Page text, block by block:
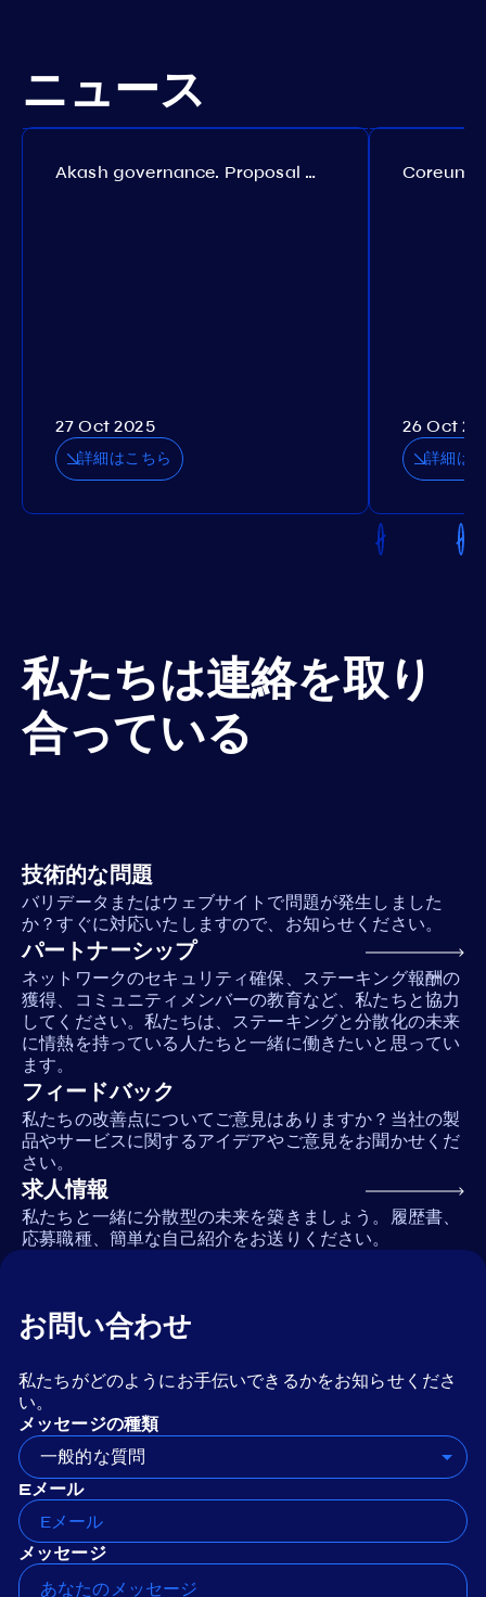
ニュース
Akash governance. Proposal №308
27 Oct 2025
詳細はこちら
26 Oct
詳細は
私たちは連絡を取り
合っている
技術的な問題
バリデータまたはウェブサイトで問題が発生しました
か？すぐに対応いたしますので、お知らせください。
パートナーシップ
ネットワークのセキュリティ確保、ステーキング報酬の
獲得、コミュニティメンバーの教育など、私たちと協力
してください。私たちは、ステーキングと分散化の未来
に情熱を持っている人たちと一緒に働きたいと思ってい
ます。
フィードバック
私たちの改善点についてご意見はありますか？当社の製
品やサービスに関するアイデアやご意見をお聞かせくだ
さい。
求人情報
私たちと一緒に分散型の未来を築きましょう。履歴書、
応募職種、簡単な自己紹介をお送りください。
お問い合わせ
私たちがどのようにお手伝いできるかをお知らせくださ
い。
メッセージの種類
一般的な質問
Eメール
メッセージ